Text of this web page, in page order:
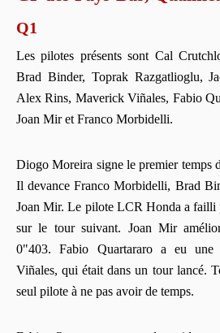
Q1
Les pilotes présents sont Cal
Brad Binder, Toprak Razgatlioglu,
Alex Rins, Maverick Viñales, Fabio
Joan Mir et Franco Morbidelli.
Diogo Moreira signe le premier temps
Il devance Franco Morbidelli, Brad
Joan Mir. Le pilote LCR Honda a failli
sur le tour suivant. Joan Mir
0"403. Fabio Quartararo a eu une
Viñales, qui était dans un tour lancé.
seul pilote à ne pas avoir de temps.